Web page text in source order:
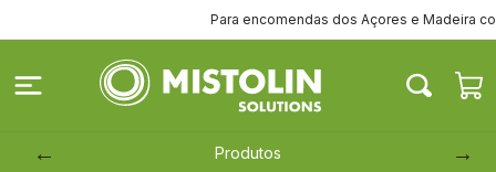
conteúdo
Para encomendas dos Açores e Madeira
Produtos